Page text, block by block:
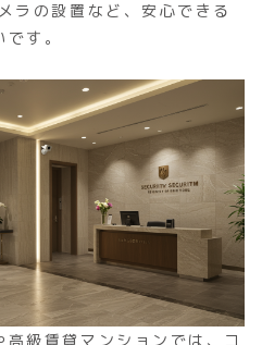
ラの設置など、安心できる
す。
級賃貸マンションでは、コ